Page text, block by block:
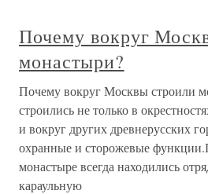
Почему вокруг
монастыри?
Почему вокруг Москвы строили
строились не только в
и вокруг других древнерусских
охранные и сторожевые
монастыре всегда находились
караульную